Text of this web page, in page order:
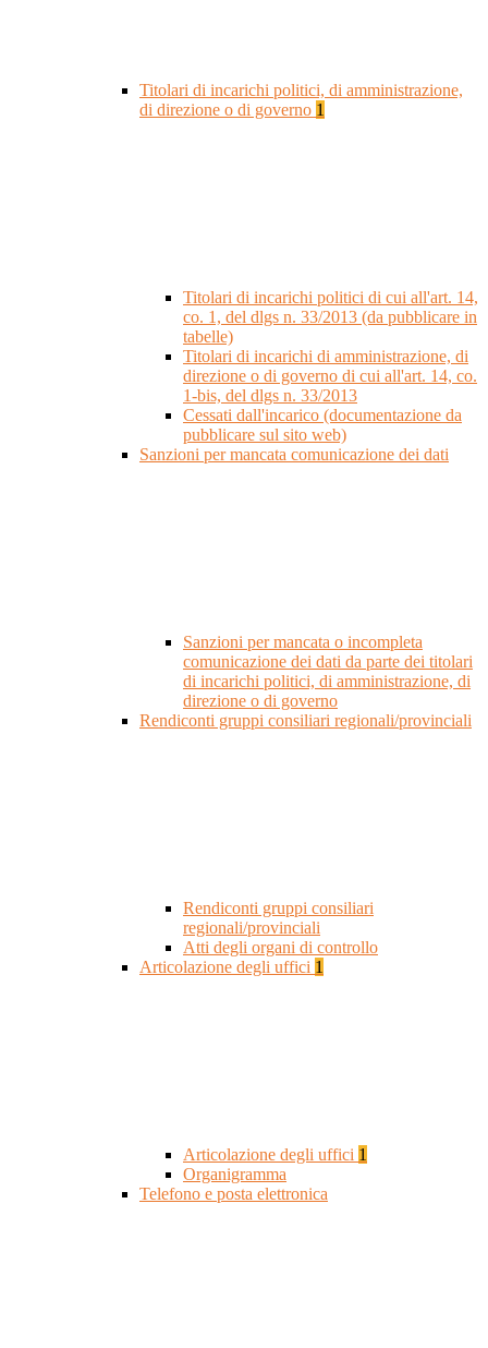
Titolari di incarichi politici, di amministrazione,
di direzione o di governo 1
Titolari di incarichi politici di cui all'art. 14,
co. 1, del dlgs n. 33/2013 (da pubblicare in
tabelle)
Titolari di incarichi di amministrazione, di
direzione o di governo di cui all'art. 14, co.
1-bis, del dlgs n. 33/2013
Cessati dall'incarico (documentazione da
pubblicare sul sito web)
Sanzioni per mancata comunicazione dei dati
Sanzioni per mancata o incompleta
comunicazione dei dati da parte dei titolari
di incarichi politici, di amministrazione, di
direzione o di governo
Rendiconti gruppi consiliari regionali/provinciali
Rendiconti gruppi consiliari
regionali/provinciali
Atti degli organi di controllo
Articolazione degli uffici 1
Articolazione degli uffici 1
Organigramma
Telefono e posta elettronica